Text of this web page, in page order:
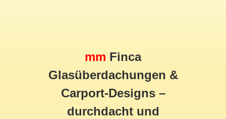
mm Finca
Glasüberdachungen &
Carport-Designs –
durchdacht und